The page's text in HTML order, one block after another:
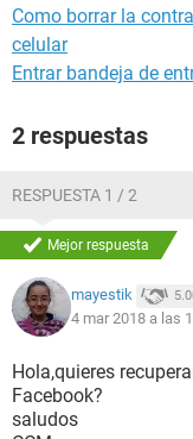
Como borrar la
celular
Entrar bandeja de
2 respuestas
RESPUESTA 1 / 2
Mejor respuesta
mayestik
4 mar 2018 a las
Hola,quieres
Facebook?
saludos